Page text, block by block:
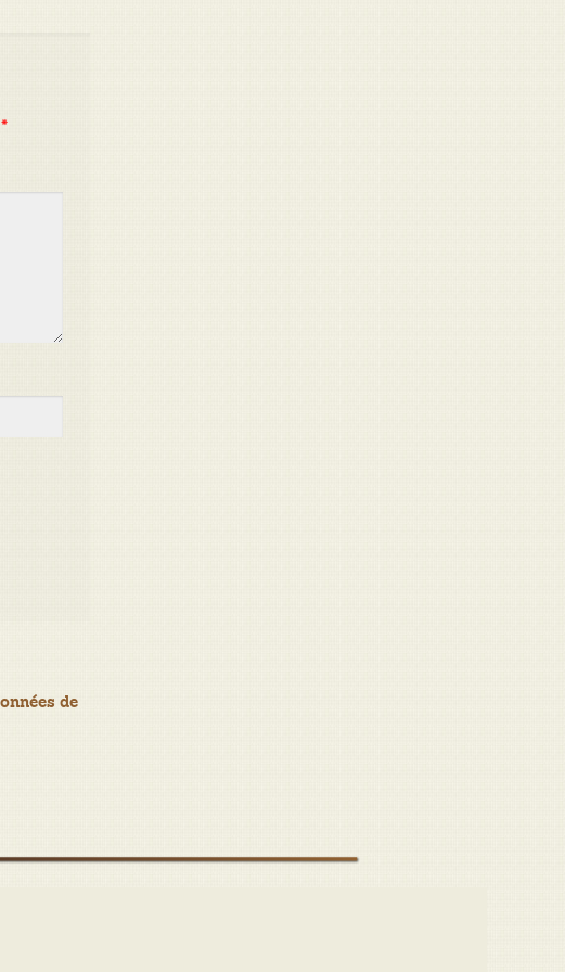
*
de